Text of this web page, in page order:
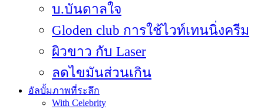
บ.บันดาลใจ
Gloden club การใช้ไวท์เทนนิ่งครีม
ผิวขาว กับ Laser
ลดไขมันส่วนเกิน
อัลบั้มภาพที่ระลึก
With Celebrity